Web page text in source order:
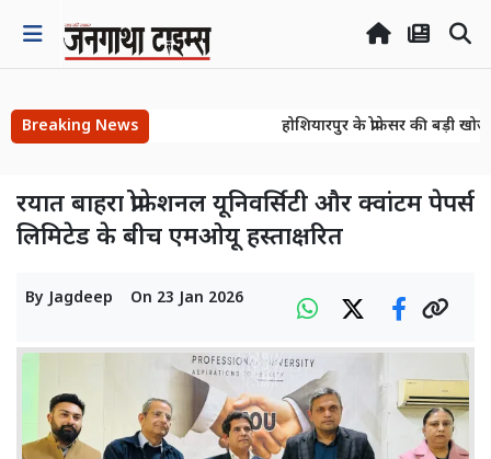
Breaking News
होशियारपुर के प्रोफेसर की बड़ी
रयात बाहरा प्रोफेशनल यूनिवर्सिटी और क्वांटम पेपर्स
लिमिटेड के बीच एमओयू हस्ताक्षरित
ByJagdeep On 23 Jan 2026